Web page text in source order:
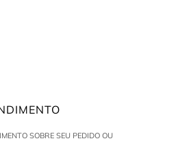
SOBRE SEU PEDIDO OU